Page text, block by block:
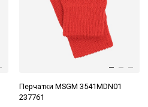
Перчатки MSGM 3541MDN01
237761